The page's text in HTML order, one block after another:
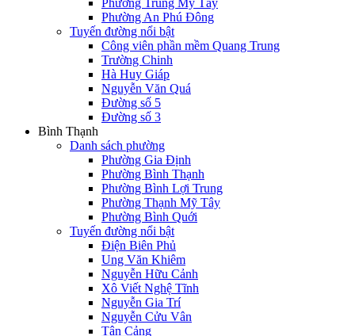
Phường Trung Mỹ Tây
Phường An Phú Đông
Tuyến đường nổi bật
Công viên phần mềm Quang Trung
Trường Chinh
Hà Huy Giáp
Nguyễn Văn Quá
Đường số 5
Đường số 3
Bình Thạnh
Danh sách phường
Phường Gia Định
Phường Bình Thạnh
Phường Bình Lợi Trung
Phường Thạnh Mỹ Tây
Phường Bình Quới
Tuyến đường nổi bật
Điện Biên Phủ
Ung Văn Khiêm
Nguyễn Hữu Cảnh
Xô Viết Nghệ Tĩnh
Nguyễn Gia Trí
Nguyễn Cửu Vân
Tân Cảng